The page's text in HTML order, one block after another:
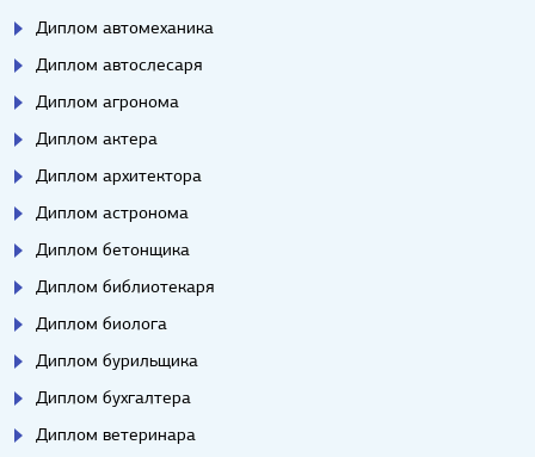
Диплом автомеханика
Диплом автослесаря
Диплом агронома
Диплом актера
Диплом архитектора
Диплом астронома
Диплом бетонщика
Диплом библиотекаря
Диплом биолога
Диплом бурильщика
Диплом бухгалтера
Диплом ветеринара